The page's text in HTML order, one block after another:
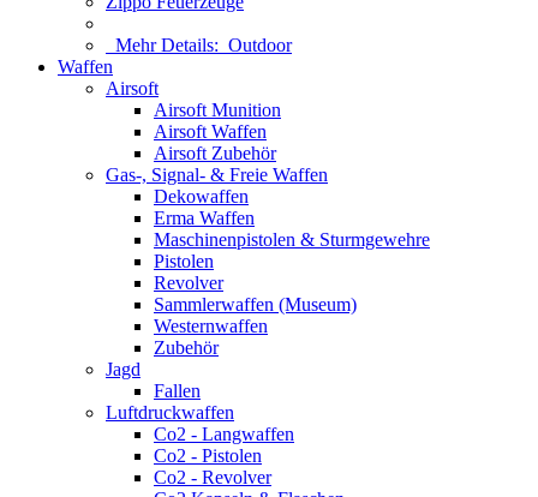
Mehr Details: Outdoor
Waffen
Airsoft
Airsoft Munition
Airsoft Waffen
Airsoft Zubehör
Gas-, Signal- & Freie Waffen
Dekowaffen
Erma Waffen
Maschinenpistolen & Sturmgewehre
Pistolen
Revolver
Sammlerwaffen (Museum)
Westernwaffen
Zubehör
Jagd
Fallen
Luftdruckwaffen
Co2 - Langwaffen
Co2 - Pistolen
Co2 - Revolver